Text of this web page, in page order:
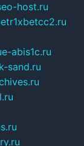
host.ru
e-abis1c.ru
sand.ru